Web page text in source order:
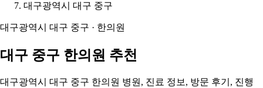
대구광역시 대구 중구
대구광역시 대구 중구 · 한의원
대구 중구 한의원 추천
대구광역시 대구 중구 한의원 병원, 진료 정보, 방문 후기, 진행